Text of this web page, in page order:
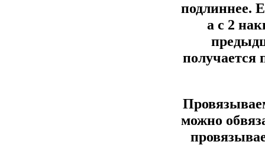
подлиннее.
а с 2
получается
можно